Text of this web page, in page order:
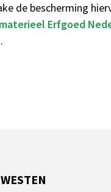
de bescherming
Erfgoed